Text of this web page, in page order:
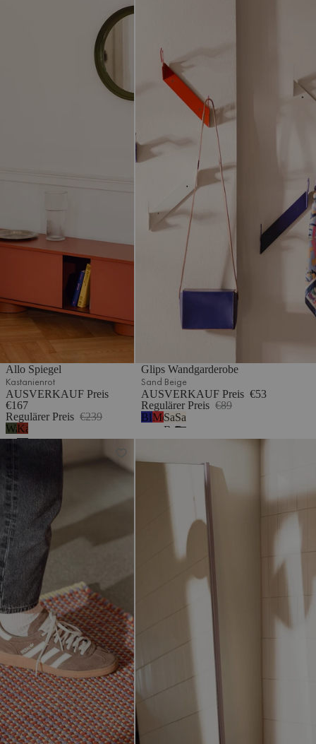
Allo Spiegel
Kastanienrot
AUSVERKAUF Preis
€167
Regulärer Preis €239
Waldgrün
Kastanienrot
Glips Wandgarderobe
Sand Beige
AUSVERKAUF Preis €53
Regulärer Preis €89
Blaubeermousse
Mohnenrot
Sand
Beige
Sand
Beige
Dei Fußmatte